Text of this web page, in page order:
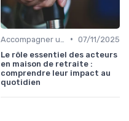
• 07/11/2025
Le rôle essentiel des acteurs
en maison de retraite :
comprendre leur impact au
quotidien